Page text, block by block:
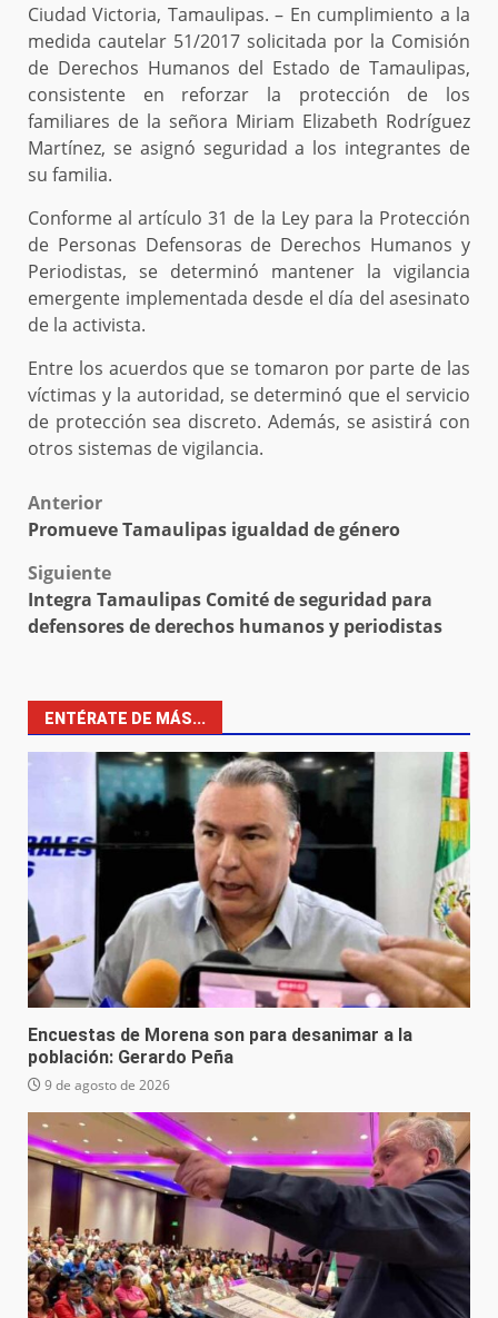
Ciudad Victoria, Tamaulipas. – En cumplimiento a la
medida cautelar 51/2017 solicitada por la Comisión
de Derechos Humanos del Estado de Tamaulipas,
consistente en reforzar la protección de los
familiares de la señora Miriam Elizabeth Rodríguez
Martínez, se asignó seguridad a los integrantes de
su familia.
Conforme al artículo 31 de la Ley para la Protección
de Personas Defensoras de Derechos Humanos y
Periodistas, se determinó mantener la vigilancia
emergente implementada desde el día del asesinato
de la activista.
Entre los acuerdos que se tomaron por parte de las
víctimas y la autoridad, se determinó que el servicio
de protección sea discreto. Además, se asistirá con
otros sistemas de vigilancia.
Post
Anterior
Promueve Tamaulipas igualdad de género
Siguiente
Integra Tamaulipas Comité de seguridad para
defensores de derechos humanos y periodistas
ENTÉRATE DE MÁS...
Encuestas de Morena son para desanimar a la
población: Gerardo Peña
9 de agosto de 2026